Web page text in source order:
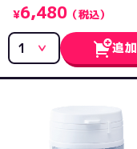
¥6,480 （税込）
追加